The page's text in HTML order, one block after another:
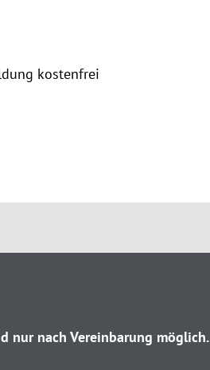
kostenfrei
nur nach Vereinbarung möglich.